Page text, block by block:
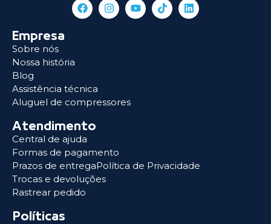
Empresa
Sobre nós
Nossa história
Blog
Assistência técnica
Aluguel de compressores
Atendimento
Central de ajuda
Formas de pagamento
Prazos de entregaPolítica de Privacidade
Trocas e devoluções
Rastrear pedido
Políticas